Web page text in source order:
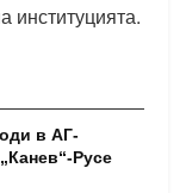
институцията.
в АГ-
Русе